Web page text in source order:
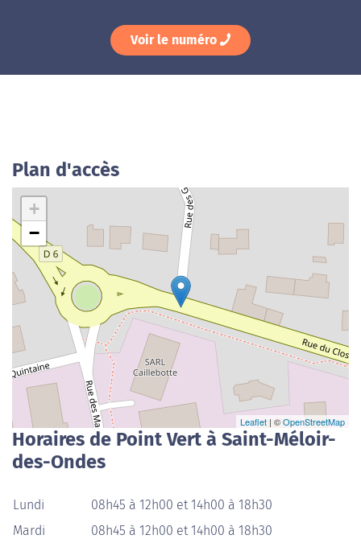
Voir le numéro
Plan d'accès
+
−
Leaflet | ©OpenStreetMap
Horaires de Point Vert à Saint-Méloir-
des-Ondes
Lundi
08h45 à 12h00 et 14h00 à 18h30
Mardi
08h45 à 12h00 et 14h00 à 18h30